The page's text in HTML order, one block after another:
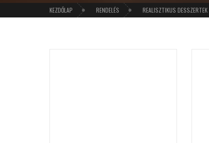
KEZDŐLAP RENDELÉS REALISZTIKUS DESSZERTEK